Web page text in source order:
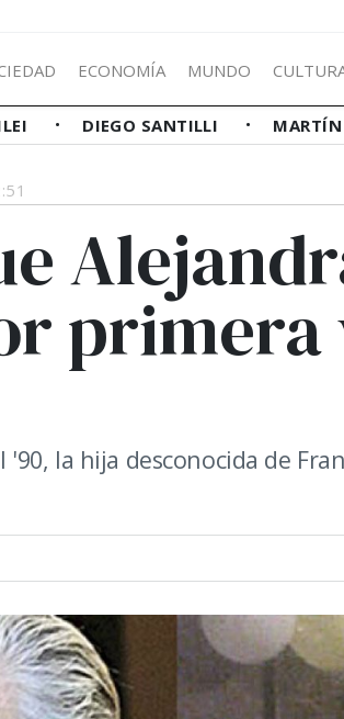
ECONOMÍA MUNDO
DIEGO SANTILLI
primera
'90, la hija desconocida de